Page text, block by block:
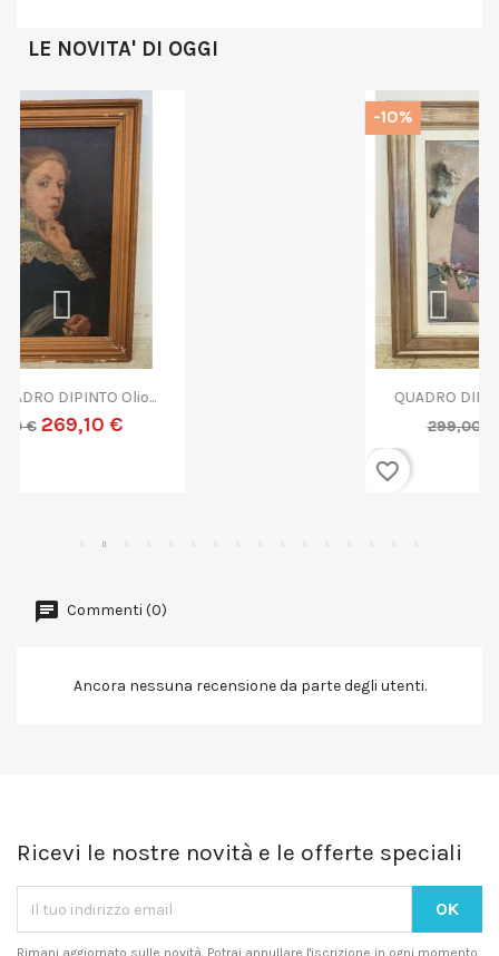
LE NOVITA' DI OGGI
QUADRO DIPINTO ASTRATTO G....
-10%
Commenti (0)
Ancora nessuna recensione da parte degli utenti.
Ricevi le nostre novità e le offerte speciali